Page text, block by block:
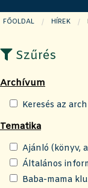
FŐOLDAL HÍREK
Szűrés
Archívum
Keresés az
Tematika
Ajánló (könyv,
Általános
Baba-mama